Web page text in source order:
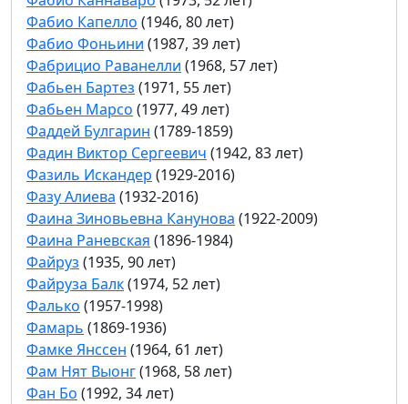
Фабио Капелло (1946, 80 лет)
Фабио Фоньини (1987, 39 лет)
Фабрицио Раванелли (1968, 57 лет)
Фабьен Бартез (1971, 55 лет)
Фабьен Марсо (1977, 49 лет)
Фаддей Булгарин (1789-1859)
Фадин Виктор Сергеевич (1942, 83 лет)
Фазиль Искандер (1929-2016)
Фазу Алиева (1932-2016)
Фаина Зиновьевна Канунова (1922-2009)
Фаина Раневская (1896-1984)
Файруз (1935, 90 лет)
Файруза Балк(1974, 52 лет)
Фалько (1957-1998)
Фамарь (1869-1936)
Фамке Янссен (1964, 61 лет)
Фам Нят Выонг(1968, 58 лет)
Фан Бо (1992, 34 лет)